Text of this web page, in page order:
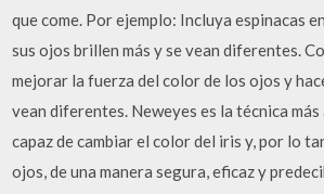
que come. Por ejemplo: Incluya espinacas
sus ojos brillen más y se vean diferentes.
mejorar la fuerza del color de los ojos y
vean diferentes. Neweyes es la técnica más
capaz de cambiar el color del iris y, por lo
ojos, de una manera segura, eficaz y